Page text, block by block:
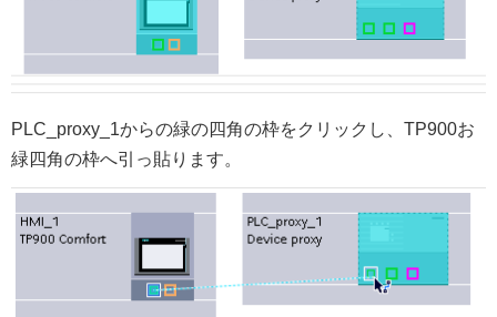
PLC_proxy_1からの緑の四角の枠をクリックし、TP900お
緑四角の枠へ引っ貼ります。